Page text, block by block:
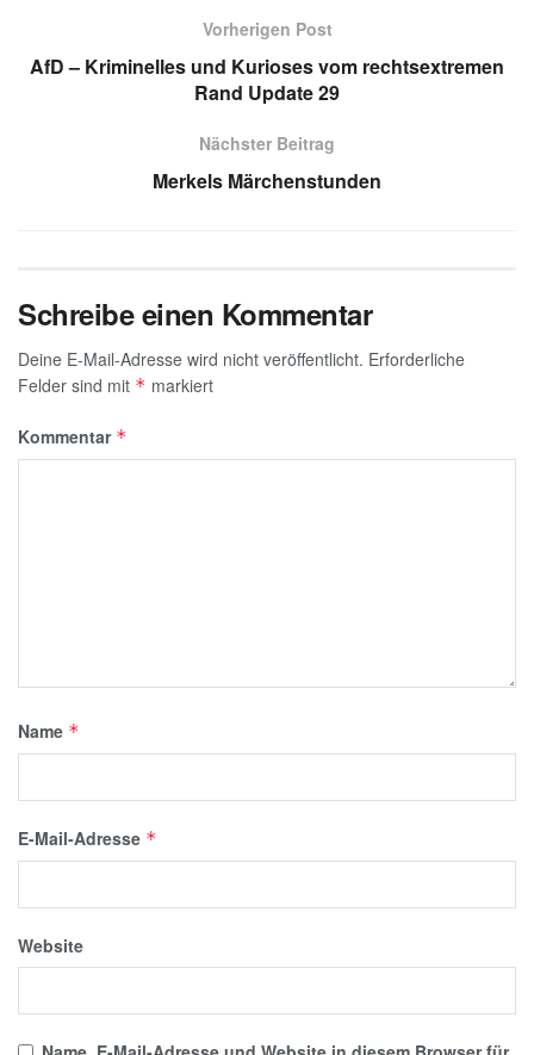
A a dI
e
b
o
o
k
g
Vorherigen Post
AfD – Kriminelles und Kurioses vom rechtsextremen
Rand Update 29
Nächster Beitrag
Merkels Märchenstunden
Schreibe einen Kommentar
Deine E-Mail-Adresse wird nicht veröffentlicht. Erforderliche
Felder sind mit * markiert
Kommentar *
Name *
E-Mail-Adresse *
Website